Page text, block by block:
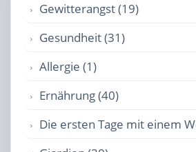
Gewitterangst (19)
Gesundheit (31)
Allergie (1)
Ernährung (40)
Die ersten Tage mit einem